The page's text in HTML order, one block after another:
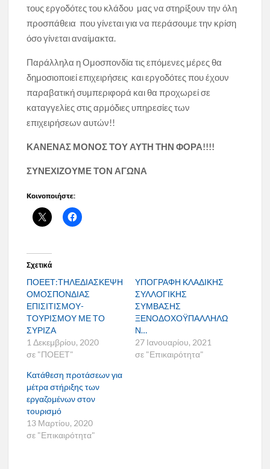
τους εργοδότες του κλάδου μας να στηρίξουν την όλη
προσπάθεια που γίνεται για να περάσουμε την κρίση
όσο γίνεται αναίμακτα.
Παράλληλα η Ομοσπονδία τις επόμενες μέρες θα
δημοσιοποιεί επιχειρήσεις και εργοδότες που έχουν
παραβατική συμπεριφορά και θα προχωρεί σε
καταγγελίες στις αρμόδιες υπηρεσίες των
επιχειρήσεων αυτών!!
ΚΑΝΕΝΑΣ ΜΟΝΟΣ ΤΟΥ ΑΥΤΗ ΤΗΝ ΦΟΡΑ!!!!
ΣΥΝΕΧΙΖΟΥΜΕ ΤΟΝ ΑΓΩΝΑ
Κοινοποιήστε:
Σχετικά
ΠΟΕΕΤ:ΤΗΛΕΔΙΑΣΚΕΨΗ
ΟΜΟΣΠΟΝΔΙΑΣ
ΕΠΙΣΙΤΙΣΜΟΥ-
ΤΟΥΡΙΣΜΟΥ ΜΕ ΤΟ
ΣΥΡΙΖΑ
1 Δεκεμβρίου, 2020
σε "ΠΟΕΕΤ"
ΥΠΟΓΡΑΦΗ ΚΛΑΔΙΚΗΣ
ΣΥΛΛΟΓΙΚΗΣ
ΣΥΜΒΑΣΗΣ
ΞΕΝΟΔΟΧΟΫΠΑΛΛΗΛΩ
Ν…
27 Ιανουαρίου, 2021
σε "Επικαιρότητα"
Κατάθεση προτάσεων για
μέτρα στήριξης των
εργαζομένων στον
τουρισμό
13 Μαρτίου, 2020
σε "Επικαιρότητα"